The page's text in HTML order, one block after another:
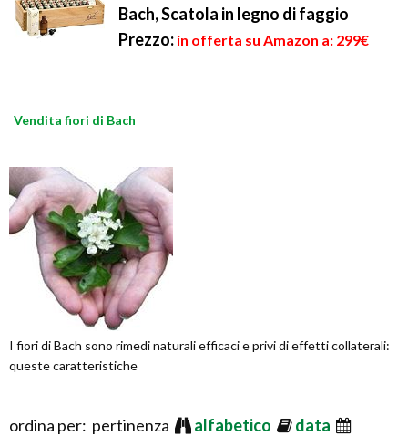
Bach, Scatola in legno di faggio
Prezzo: in offerta su Amazon a: 299€
Vendita fiori di Bach
I fiori di Bach sono rimedi naturali efficaci e privi di effetti collaterali:
queste caratteristiche
ordina per: pertinenza alfabetico data